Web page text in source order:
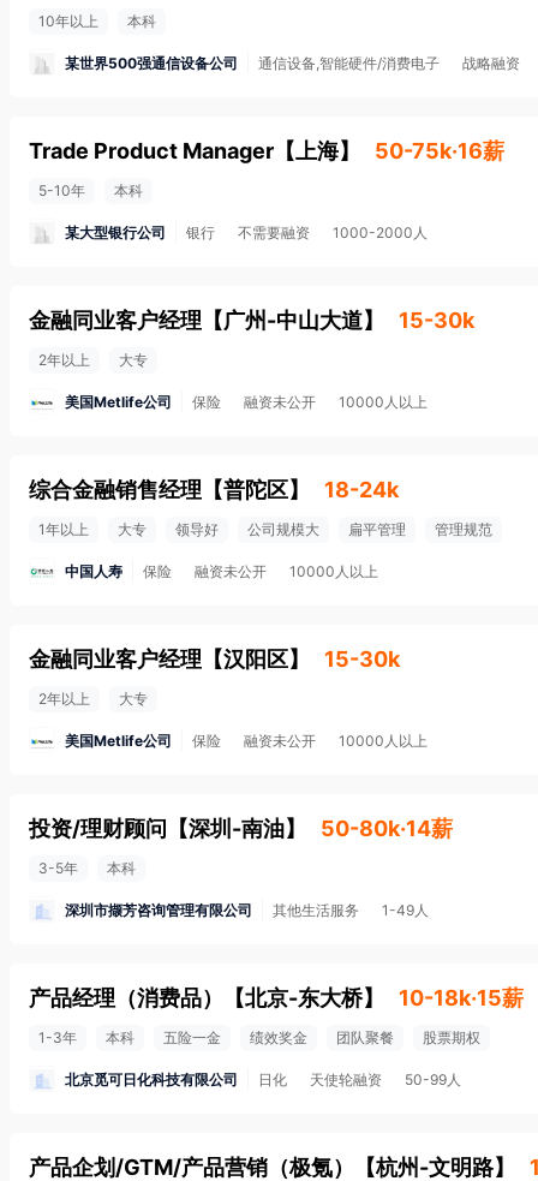
10年以上 本科
某世界500强通信设备公司 通信设备,智能硬件/消费电子 战略融资
Trade Product Manager 【 上海】 50-75k·16薪
5-10年 本科
某大型银行公司 银行 不需要融资 1000-2000人
金融同业客户经理 【广州-中山大道】 15-30k
2年以上 大专
美国Metlife公司 保险 融资未公开 10000人以上
综合金融销售经理 【普陀区】 18-24k
1年以上 大专 领导好 公司规模大 扁平管理 管理规范
中国人寿 保险 融资未公开 10000人以上
金融同业客户经理 【汉阳区】 15-30k
2年以上 大专
美国Metlife公司 保险 融资未公开 10000人以上
投资/理财顾问 【深圳-南油】 50-80k·14薪
3-5年 本科
深圳市撷芳咨询管理有限公司 其他生活服务 1-49人
产品经理（消费品） 【北京-东大桥】 10-18k·15薪
1-3年 本科 五险一金 绩效奖金 团队聚餐 股票期权
北京觅可日化科技有限公司 日化 天使轮融资 50-99人
产品企划/GTM/产品营销（极氪） 【杭州-文明路】